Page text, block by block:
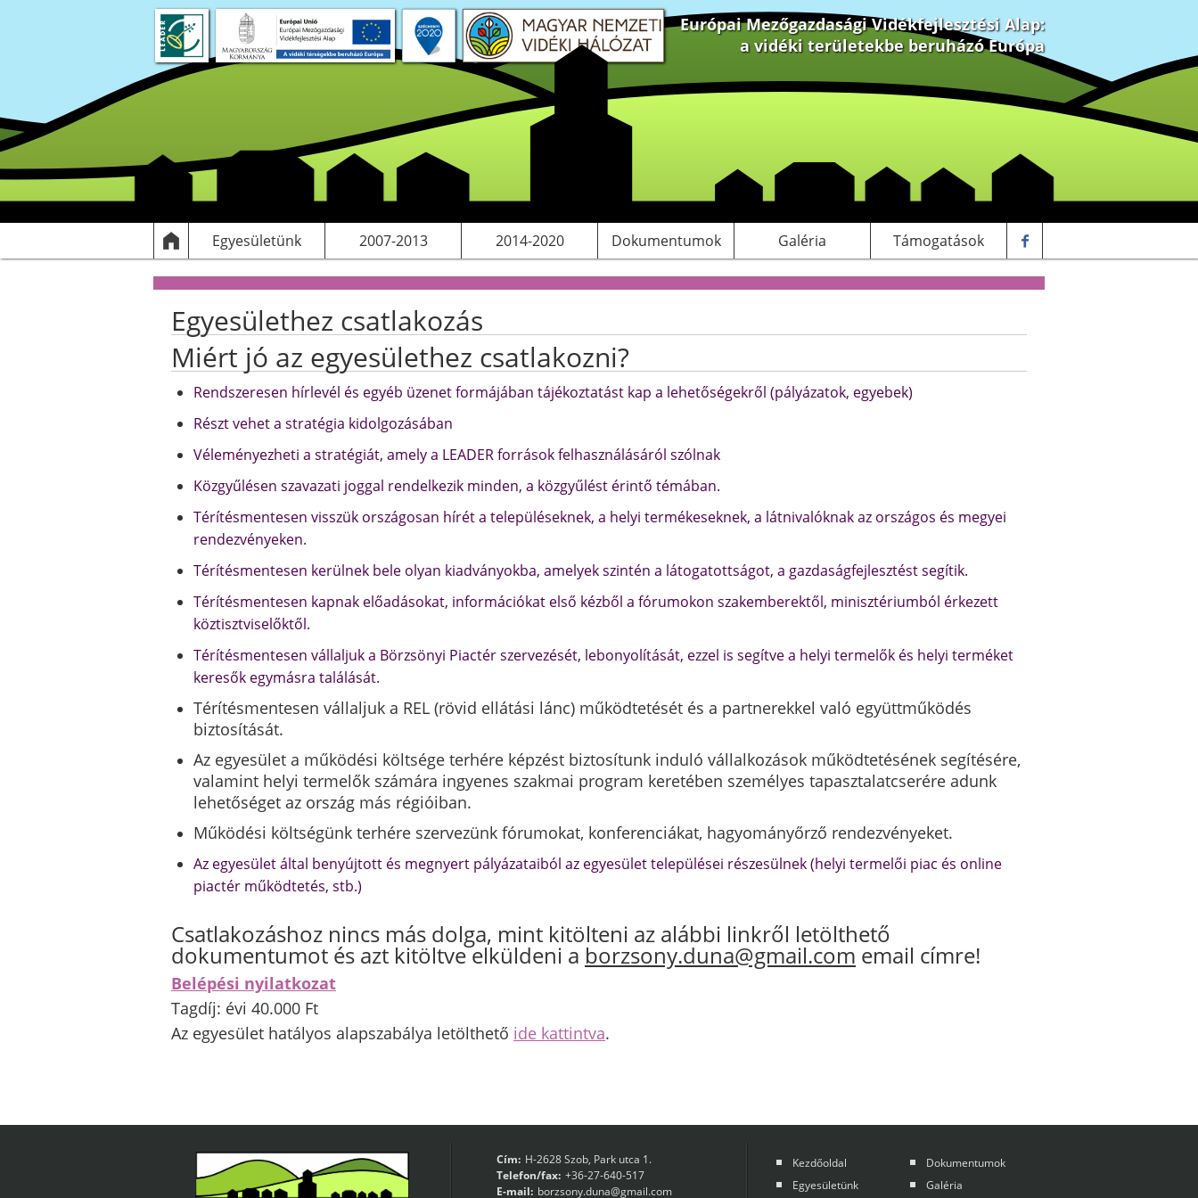
Európai Mezőgazdasági Vidékfejlesztési Alap:
a vidéki területekbe beruházó Európa
Egyesületünk 2007-2013 2014-2020 Dokumentumok Galéria Támogatások
Egyesülethez csatlakozás
Miért jó az egyesülethez csatlakozni?
Rendszeresen hírlevél és egyéb üzenet formájában tájékoztatást kap a lehetőségekről (pályázatok, egyebek)
Részt vehet a stratégia kidolgozásában
Véleményezheti a stratégiát, amely a LEADER források felhasználásáról szólnak
Közgyűlésen szavazati joggal rendelkezik minden, a közgyűlést érintő témában.
Térítésmentesen visszük országosan hírét a településeknek, a helyi termékeseknek, a látnivalóknak az országos és megyei
rendezvényeken.
Térítésmentesen kerülnek bele olyan kiadványokba, amelyek szintén a látogatottságot, a gazdaságfejlesztést segítik.
Térítésmentesen kapnak előadásokat, információkat első kézből a fórumokon szakemberektől, minisztériumból érkezett
köztisztviselőktől.
Térítésmentesen vállaljuk a Börzsönyi Piactér szervezését, lebonyolítását, ezzel is segítve a helyi termelők és helyi terméket
keresők egymásra találását.
Térítésmentesen vállaljuk a REL (rövid ellátási lánc) működtetését és a partnerekkel való együttműködés
biztosítását.
Az egyesület a működési költsége terhére képzést biztosítunk induló vállalkozások működtetésének segítésére,
valamint helyi termelők számára ingyenes szakmai program keretében személyes tapasztalatcserére adunk
lehetőséget az ország más régióiban.
Működési költségünk terhére szervezünk fórumokat, konferenciákat, hagyományőrző rendezvényeket.
Az egyesület által benyújtott és megnyert pályázataiból az egyesület települései részesülnek (helyi termelői piac és online
piactér működtetés, stb.)
Csatlakozáshoz nincs más dolga, mint kitölteni az alábbi linkről letölthető
dokumentumot és azt kitöltve elküldeni a borzsony.duna@gmail.com email címre!
Belépési nyilatkozat
Tagdíj: évi 40.000 Ft
Az egyesület hatályos alapszabálya letölthető ide kattintva.
Cím: H-2628 Szob, Park utca 1.
Telefon/fax: +36-27-640-517
E-mail: borzsony.duna@gmail.com
Kezdőoldal
Egyesületünk
Dokumentumok
Galéria
Rólunk Elérhetőségek Saját pályázatok, kiadványok Működési költségeink
Dokumentumok Támogatott projektek
Egyesülethez csatlakozás HFS tervezés LEADER